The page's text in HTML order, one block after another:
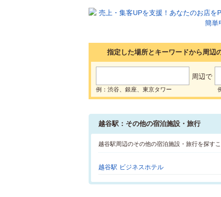
指定した場所とキーワードから周辺
周辺で
例：渋谷、銀座、東京タワー
越谷駅：その他の宿泊施設・旅行
越谷駅周辺のその他の宿泊施設・旅行を探すこ
越谷駅 ビジネスホテル